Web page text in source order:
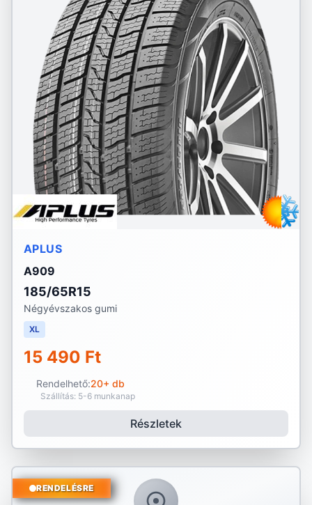
APLUS
A909
185/65R15
Négyévszakos gumi
XL
15 490 Ft
Rendelhető:20+ db
Szállítás: 5-6 munkanap
Részletek
RENDELÉSRE